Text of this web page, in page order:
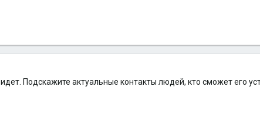
Подскажите актуальные контакты людей, кто сможет его